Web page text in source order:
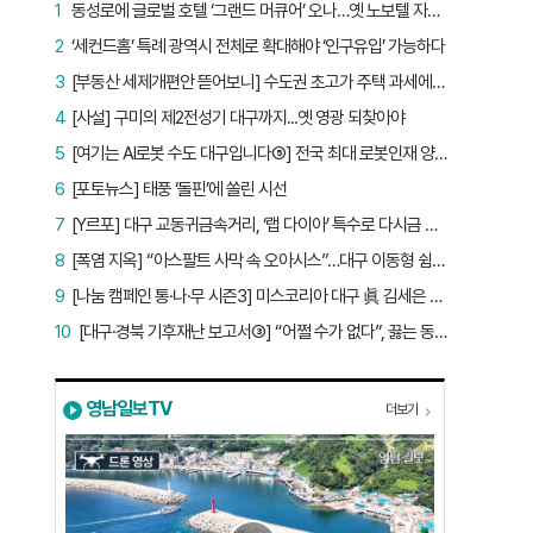
동성로에 글로벌 호텔 ‘그랜드 머큐어’ 오나…옛 노보텔 자리 사무실 개설
1
‘세컨드홈’ 특례 광역시 전체로 확대해야 ‘인구유입’ 가능하다
2
[부동산 세제개편안 뜯어보니] 수도권 초고가 주택 과세에만 초점…침체된 지방 부동산 대책은 없다
3
[사설] 구미의 제2전성기 대구까지...옛 영광 되찾아야
4
[여기는 AI로봇 수도 대구입니다⑤] 전국 최대 로봇인재 양성소…“대구산업 맞춤형 교육과정 만들자”
5
[포토뉴스] 태풍 ‘돌핀’에 쏠린 시선
6
[Y르포] 대구 교동귀금속거리, ‘랩 다이아’ 특수로 다시금 활기…“반짝 인기 의존 않는 지속 가능 성장 동력 마련해야”
7
[폭염 지옥] “아스팔트 사막 속 오아시스”…대구 이동형 쉼터 버스 ‘북적’, 지하철역도 ‘바글’
8
[나눔 캠페인 통·나·무 시즌3] 미스코리아 대구 眞 김세은 “내가 받은 응원, 다음 사람에게”
9
[대구·경북 기후재난 보고서③] “어쩔 수가 없다”, 끓는 동해…‘절멸 위기’ 경북 수산업
10
영남일보TV 더보기